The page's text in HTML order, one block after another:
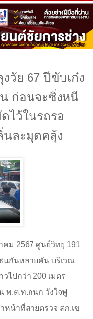
วัย 67 ปีขับเก๋ง
ก่อนจะซิ่งหนี
ไว้ในรถรอ
นละมุดคลุ้ง
คม 2567 ศูนย์วิทยุ 191
ชนกันหลายคัน บริเวณ
ไปกว่า 200 เมตร
พ.ต.ท.กนก วังใจฟู
หน้าที่สายตรวจ สภ.เข